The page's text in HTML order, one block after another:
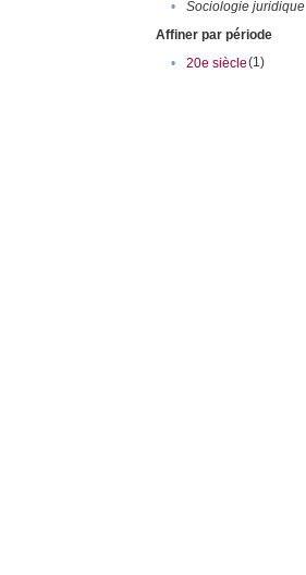
•
Sociologie juridique
Affiner par période
•
20e siècle(1)